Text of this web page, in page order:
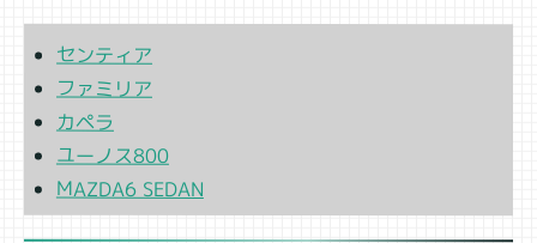
センティア
ファミリア
カペラ
ユーノス800
MAZDA6 SEDAN